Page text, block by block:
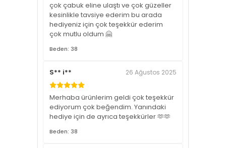
çok çabuk eline ulaştı ve çok güzeller
kesinlikle tavsiye ederim bu arada
hediyeniz için çok teşekkür ederim
çok mutlu oldum 🤗
Beden: 38
S** i** 26 Ağustos 2025
Merhaba ürünlerim geldi çok teşekkür
ediyorum çok beğendim. Yanındaki
hediye için de ayrıca teşekkürler 🫶🫶
Beden: 38